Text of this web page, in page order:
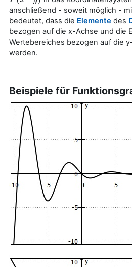
anschließend - soweit möglich -
bedeutet, dass die Elemente des
bezogen auf die x-Achse und die
Wertebereiches bezogen auf die
werden.
Beispiele für